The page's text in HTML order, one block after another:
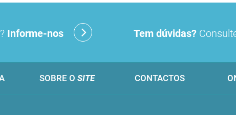
Informe-nos Tem dúvidas?
SOBRE O SITE CONTACTOS